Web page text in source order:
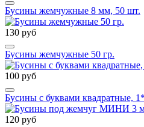
Бусины жемчужные 8 мм, 50 шт.
130 руб
Бусины жемчужные 50 гр.
100 руб
Бусины с буквами квадратные,
120 руб